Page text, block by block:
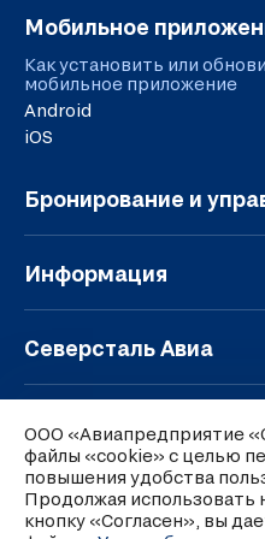
внимательно
предоставления
внесения изменений.
ООО «Авиапредприятие
файлы «cookie» с целью
повышения удобства
Продолжая использовать
кнопку «Согласен», вы
Мобильное
Как установить или
мобильное приложение
Android
iOS
Бронирование и
Регистрация
Онлайн-табло
Дополнительные услуги
Тарифы и условия
Льготные тарифы
Обмен и возврат
Специальные
Информация
Обратная связь
Правила перевозки
Багаж и ручная кладь
Групповые перевозки
Правила оформления
Перевозка грузов
Субсидированные
Северсталь Авиа
О компании
Контакты
Представительства в
Вакансии
Аэропорт Череповец
Об аэропорте
Ставки сборов
Подъезд к терминалу и
Версия для